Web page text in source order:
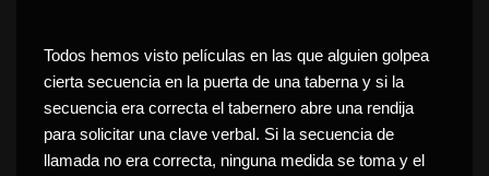
Todos hemos visto películas en las que alguien golpea
cierta secuencia en la puerta de una taberna y si la
secuencia era correcta el tabernero abre una rendija
para solicitar una clave verbal. Si la secuencia de
llamada no era correcta, ninguna medida se toma y el